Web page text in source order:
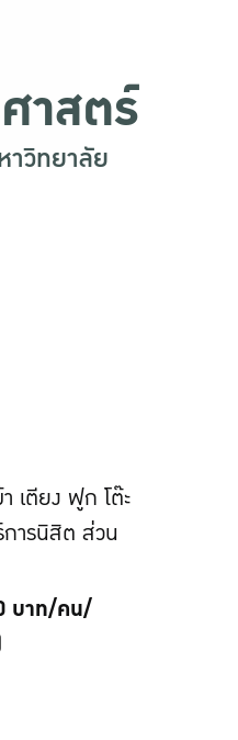
าสตร์
วิทยาลัย
เตียง ฟูก โต๊ะ
ารนิสิต ส่วน
บาท/คน/